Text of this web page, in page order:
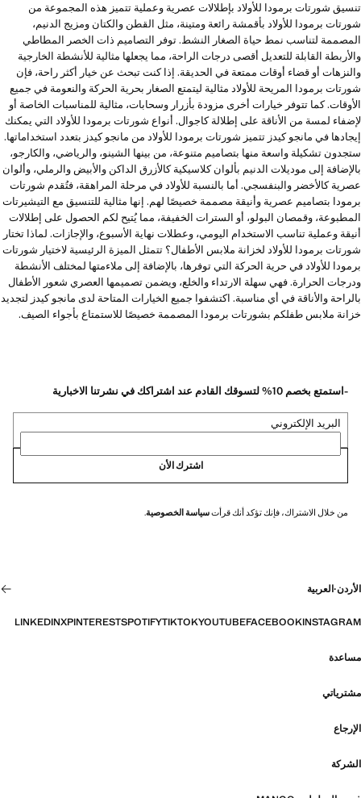
تنسيق شورتات برمودا للأولاد بإطلالات عصرية وعملية تتميز هذه المجموعة من
شورتات برمودا للأولاد بأقمشة رائعة ومتينة، مثل القطن والكتان ومزيج الدنيم،
المصممة لتناسب نمط حياة الصغار النشط. توفر التصاميم ذات الخصر المطاطي
والأربطة القابلة للتعديل أقصى درجات الراحة، مما يجعلها مثالية للأنشطة الخارجية
والنزهات أو قضاء أوقات ممتعة في الحديقة. إذا كنت تبحث عن خيار أكثر راحة، فإن
شورتات برمودا المريحة للأولاد مثالية ليتمتع الصغار بحرية الحركة والنعومة في جميع
الأوقات. كما تتوفر خيارات أخرى مزودة بأزرار وسحابات، مثالية للمناسبات الخاصة أو
لإضفاء لمسة من الأناقة على إطلالة كاجوال. أنواع شورتات برمودا للأولاد التي يمكنك
إيجادها في مانجو كيدز تتميز شورتات برمودا للأولاد من مانجو كيدز بتعدد استخداماتها.
ستجدون تشكيلة واسعة منها بتصاميم متنوعة، من بينها الشينو، والرياضي، والكارجو،
بالإضافة إلى موديلات الدنيم بألوان كلاسيكية كالأزرق الداكن والأبيض والرملي، وألوان
عصرية كالأخضر والبنفسجي. أما بالنسبة للأولاد في مرحلة المراهقة، فتُقدم شورتات
برمودا بتصاميم عصرية وأنيقة مصممة خصيصًا لهم. إنها مثالية للتنسيق مع التيشيرتات
المطبوعة، وقمصان البولو، أو السترات الخفيفة، مما يُتيح لكم الحصول على إطلالات
أنيقة وعملية تناسب الاستخدام اليومي، وعطلات نهاية الأسبوع، والإجازات. لماذا تختار
شورتات برمودا للأولاد لخزانة ملابس الأطفال؟ تتمثل الميزة الرئيسية لاختيار شورتات
برمودا للأولاد في حرية الحركة التي توفرها، بالإضافة إلى ملاءمتها لمختلف الأنشطة
ودرجات الحرارة. فهي سهلة الارتداء والخلع، ويضمن تصميمها العصري شعور الأطفال
بالراحة والأناقة في أي مناسبة. اكتشفوا جميع الخيارات المتاحة لدى مانجو كيدز لتجديد
خزانة ملابس طفلكم بشورتات برمودا المصممة خصيصًا للاستمتاع بأجواء الصيف.
-استمتع بخصم 10% لتسوقك القادم عند اشتراكك في نشرتنا الاخبارية
البريد الإلكتروني
اشترك الأن
من خلال الاشتراك، فإنك تؤكد أنك قرأتسياسة الخصوصية.
الأردن·العربية
INSTAGRAM
FACEBOOK
YOUTUBE
TIKTOK
SPOTIFY
PINTEREST
X
LINKEDIN
مساعدة
مشترياتي
الإرجاع
الشركة